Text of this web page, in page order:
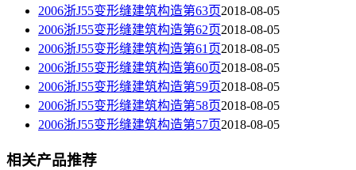
2006浙J55变形缝建筑构造第63页2018-08-05
2006浙J55变形缝建筑构造第62页2018-08-05
2006浙J55变形缝建筑构造第61页2018-08-05
2006浙J55变形缝建筑构造第60页2018-08-05
2006浙J55变形缝建筑构造第59页2018-08-05
2006浙J55变形缝建筑构造第58页2018-08-05
2006浙J55变形缝建筑构造第57页2018-08-05
相关产品推荐